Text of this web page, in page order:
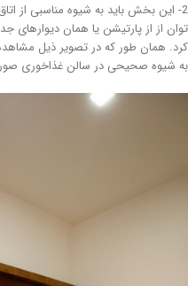
این بخش باید به شیوه مناسبی از
از از پارتیشن یا همان دیوارهای
همان طور که در تصویر ذیل
شیوه صحیحی در سالن غذاخوری